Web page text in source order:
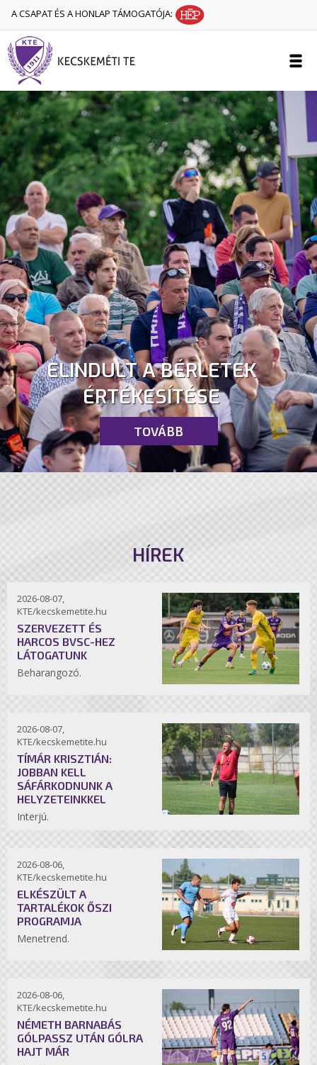
A CSAPAT ÉS A HONLAP TÁMOGATÓJA:
ELINDULT A BÉRLETEK
ÉRTÉKESÍTÉSE
TOVÁBB
HÍREK
2026-08-07,
KTE/kecskemetite.hu
SZERVEZETT ÉS
HARCOS BVSC-HEZ
LÁTOGATUNK
Beharangozó.
2026-08-07,
KTE/kecskemetite.hu
TÍMÁR KRISZTIÁN:
JOBBAN KELL
SÁFÁRKODNUNK A
HELYZETEINKKEL
Interjú.
2026-08-06,
KTE/kecskemetite.hu
ELKÉSZÜLT A
TARTALÉKOK ŐSZI
PROGRAMJA
Menetrend.
2026-08-06,
KTE/kecskemetite.hu
NÉMETH BARNABÁS
GÓLPASSZ UTÁN GÓLRA
HAJT MÁR